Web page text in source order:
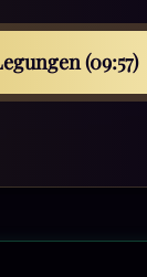
(09:55)